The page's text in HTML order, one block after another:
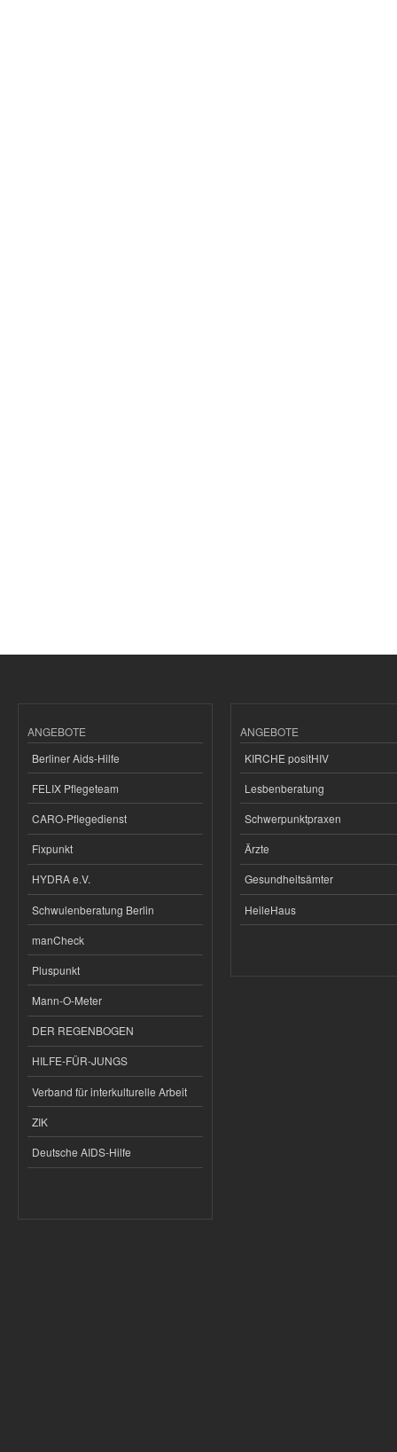
ANGEBOTE
Berliner Aids-Hilfe
FELIX Pflegeteam
CARO-Pflegedienst
Fixpunkt
HYDRA e.V.
Schwulenberatung Berlin
manCheck
Pluspunkt
Mann-O-Meter
DER REGENBOGEN
HILFE-FÜR-JUNGS
Verband für interkulturelle Arbeit
ZIK
Deutsche AIDS-Hilfe
ANGEBOTE
KIRCHE positHIV
Lesbenberatung
Schwerpunktpraxen
Ärzte
Gesundheitsämter
HeileHaus